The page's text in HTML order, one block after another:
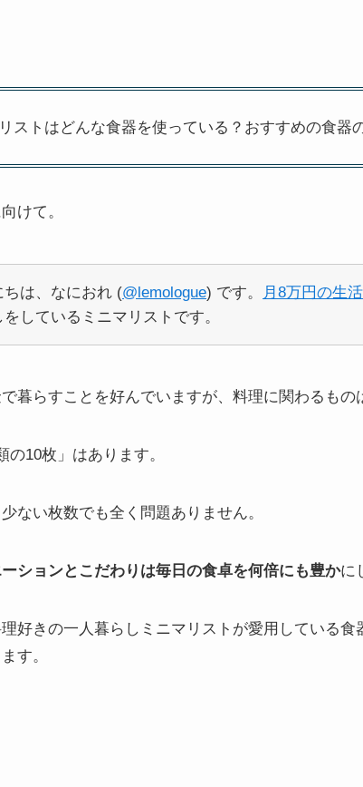
ストはどんな食器を使っている？おすすめの食器
けて。
ちは、なにおれ (@lemologue) です。 月8万円の生
しているミニマリストです。
暮らすことを好んでいますが、料理に関わるもの
10枚」はあります。
ない枚数でも全く問題ありません。
ションとこだわりは毎日の食卓を何倍にも豊かに
好きの一人暮らしミニマリストが愛用している食
す。